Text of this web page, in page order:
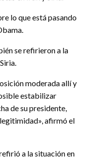
lo que está pasando
se refirieron a la
moderada allí y
estabilizar
de su presidente,
afirmó el
a la situación en